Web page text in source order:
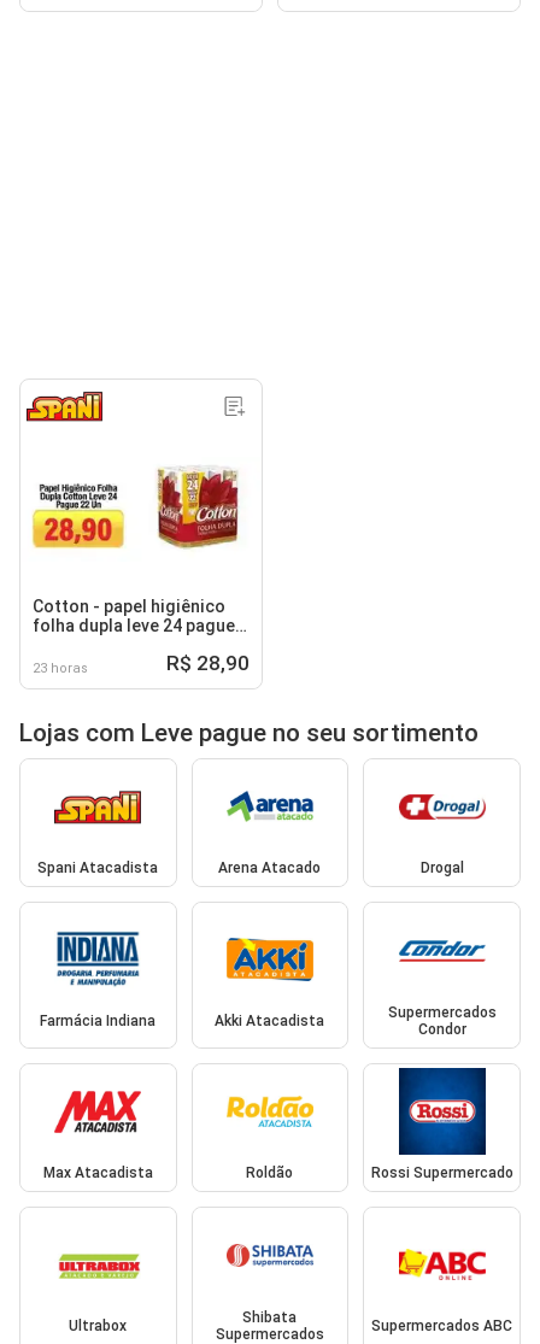
Cotton - papel higiênico
folha dupla leve 24 pague
23 horas R$ 28,90
Lojas com Leve pague no seu sortimento
Spani Atacadista Arena Atacado Drogal
Farmácia Indiana Akki Atacadista
Supermercados
Condor
Max Atacadista Roldão Rossi Supermercado
Ultrabox
Shibata
Supermercados
Supermercados ABC